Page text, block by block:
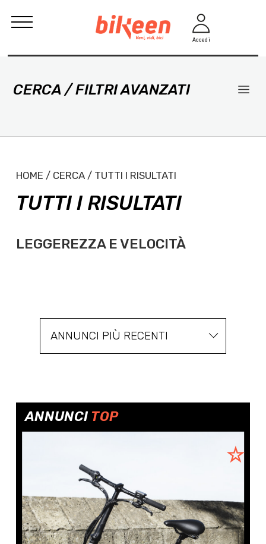
Accedi
CERCA / FILTRI AVANZATI
HOME / CERCA / TUTTI I RISULTATI
TUTTI I RISULTATI
LEGGEREZZA E VELOCITÀ
ANNUNCI PIÙ RECENTI
ANNUNCI TOP